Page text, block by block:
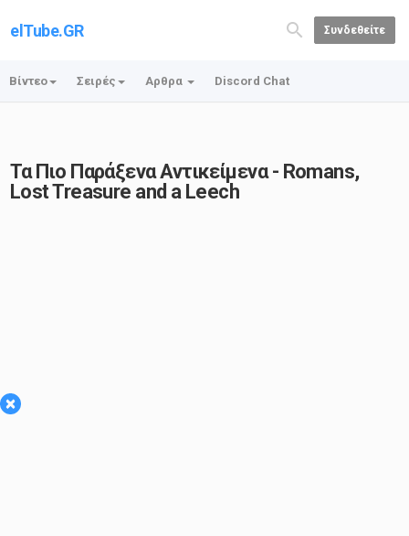
elTube.GR Συνδεθείτε
Βίντεο Σειρές Αρθρα Discord Chat
Τα Πιο Παράξενα Αντικείμενα - Romans,
Lost Treasure and a Leech
×